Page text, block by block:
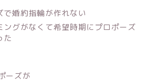
で婚約指輪が作れない
ングがなくて希望時期にプロポーズ
た
ーズが